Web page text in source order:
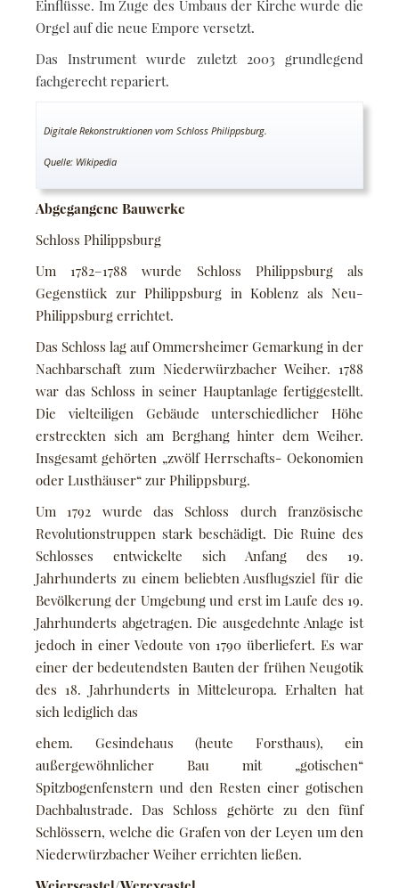
Einflüsse. Im Zuge des Umbaus der Kirche wurde die
Orgel auf die neue Empore versetzt.
Das Instrument wurde zuletzt 2003 grundlegend
fachgerecht repariert.
Digitale Rekonstruktionen vom Schloss Philippsburg.
Quelle: Wikipedia
Abgegangene Bauwerke
Schloss Philippsburg
Um 1782–1788 wurde Schloss Philippsburg als
Gegenstück zur Philippsburg in Koblenz als Neu-
Philippsburg errichtet.
Das Schloss lag auf Ommersheimer Gemarkung in der
Nachbarschaft zum Niederwürzbacher Weiher. 1788
war das Schloss in seiner Hauptanlage fertiggestellt.
Die vielteiligen Gebäude unterschiedlicher Höhe
erstreckten sich am Berghang hinter dem Weiher.
Insgesamt gehörten „zwölf Herrschafts- Oekonomien
oder Lusthäuser“ zur Philippsburg.
Um 1792 wurde das Schloss durch französische
Revolutionstruppen stark beschädigt. Die Ruine des
Schlosses entwickelte sich Anfang des 19.
Jahrhunderts zu einem beliebten Ausflugsziel für die
Bevölkerung der Umgebung und erst im Laufe des 19.
Jahrhunderts abgetragen. Die ausgedehnte Anlage ist
jedoch in einer Vedoute von 1790 überliefert. Es war
einer der bedeutendsten Bauten der frühen Neugotik
des 18. Jahrhunderts in Mitteleuropa. Erhalten hat
sich lediglich das
ehem. Gesindehaus (heute Forsthaus), ein
außergewöhnlicher Bau mit „gotischen“
Spitzbogenfenstern und den Resten einer gotischen
Dachbalustrade. Das Schloss gehörte zu den fünf
Schlössern, welche die Grafen von der Leyen um den
Niederwürzbacher Weiher errichten ließen.